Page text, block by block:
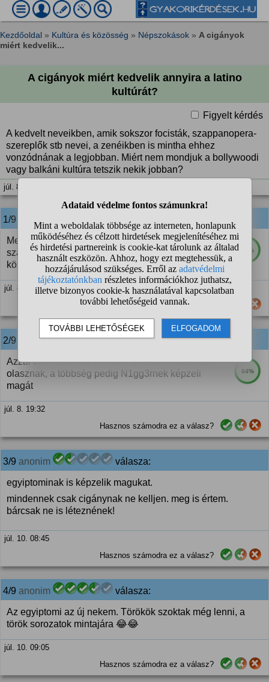
Kezdőoldal » Kultúra és közösség » Népszokások » A cigányok
miért kedvelik...
A cigányok miért kedvelik annyira a latino
kultúrát?
Figyelt kérdés
A kedvelt neveikben, amik sokszor focisták, szappanopera-
szereplők stb nevei, a zenéikben is mintha ehhez
vonzódnának a legjobban. Miért nem mondjuk a bollywoodi
vagy balkáni kultúra tetszik nekik jobban?
júl. 8. 14:13
1/9 válasza:
77%
Mert ezt gondolják menőnek, és mert az ilyen
szappanoperák az alacsonyabb intelligenciájú
közönséget célozzák.
júl. 8. 16:41
Hasznos számodra ez a válasz?
2/9 anonim válasza:
84%
Azzal azonosulnak. Van amelyik latinonak, másik
olasznak, a többség pedig N1gg3rnek képzeli
magát
júl. 8. 19:32
Hasznos számodra ez a válasz?
3/9 anonim válasza:
egyiptominak is képzelik magukat.
mindennek csak cigánynak ne kelljen. meg is értem.
bárcsak ne is léteznének!
júl. 10. 08:45
Hasznos számodra ez a válasz?
4/9 anonim válasza:
Az egyiptomi az új nekem. Törökök szoktak még lenni, a
török sorozatok mintajára 😂😂
júl. 10. 09:05
Hasznos számodra ez a válasz?